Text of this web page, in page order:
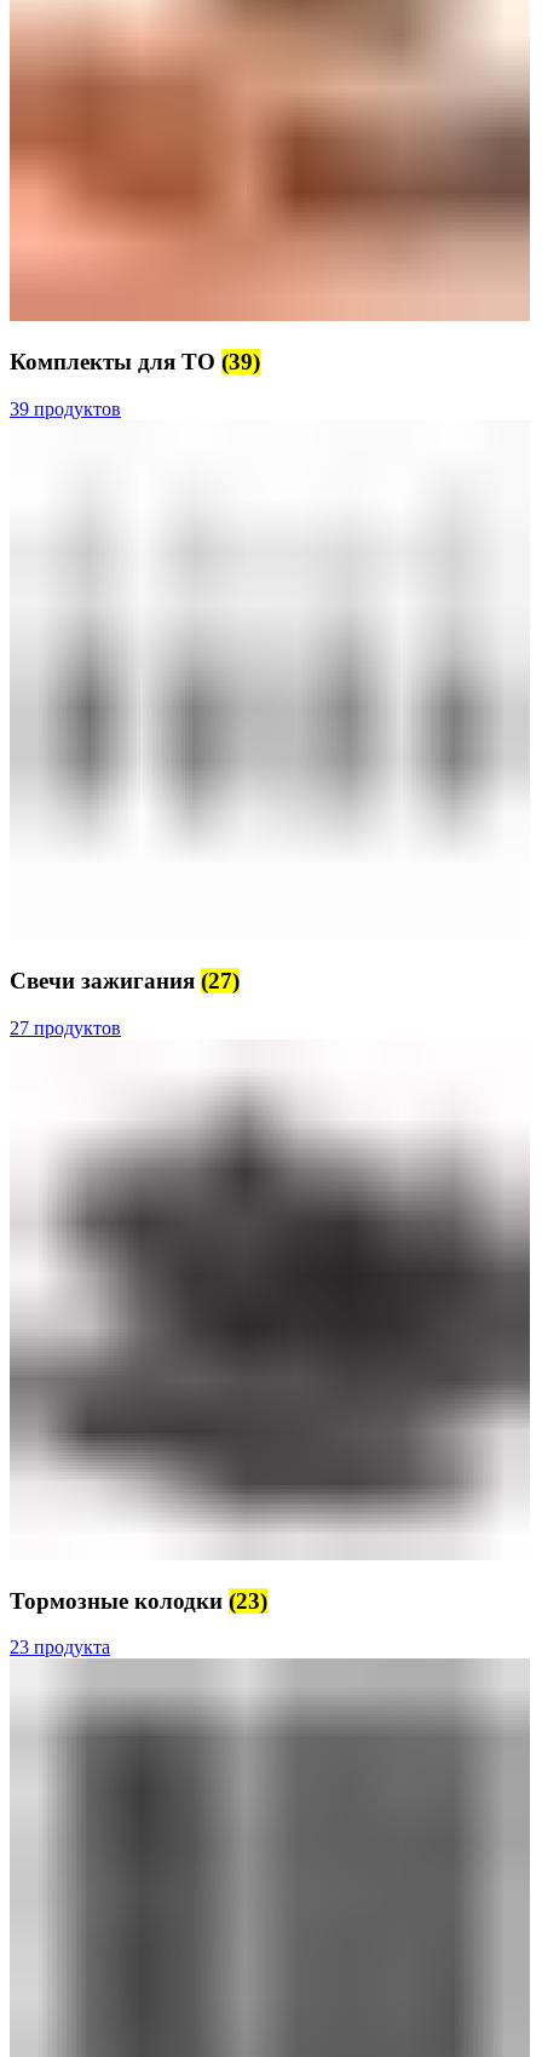
Комплекты для ТО (39)
39 продуктов
Свечи зажигания (27)
27 продуктов
Тормозные колодки (23)
23 продукта